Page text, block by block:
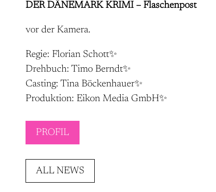
DER DÄNEMARK KRIMI – Flaschenpost
vor der Kamera.
Regie: Florian Schott✨
Drehbuch: Timo Berndt✨
Casting: Tina Böckenhauer✨
Produktion: Eikon Media GmbH✨
PROFIL
ALL NEWS